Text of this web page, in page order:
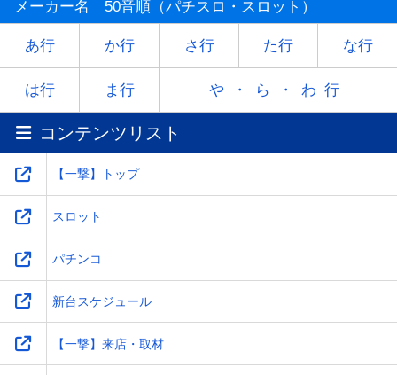
ヤ - ユ - ヨ
ラ リ レ
ワ -
メーカー名 50音順（パチスロ・スロット）
あ行 か行 さ行 た行 な行
は行 ま行 や・ら・わ行
コンテンツリスト
【一撃】トップ
スロット
パチンコ
新台スケジュール
【一撃】来店・取材